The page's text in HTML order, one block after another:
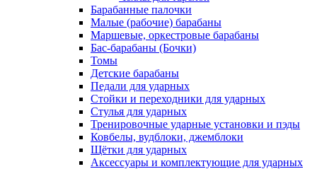
Барабанные палочки
Малые (рабочие) барабаны
Маршевые, оркестровые барабаны
Бас-барабаны (Бочки)
Томы
Детские барабаны
Педали для ударных
Стойки и переходники для ударных
Стулья для ударных
Тренировочные ударные установки и пэды
Ковбелы, вудблоки, джемблоки
Щётки для ударных
Аксесcуары и комплектующие для ударных